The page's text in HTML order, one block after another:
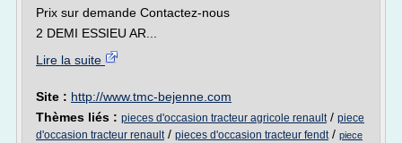
Prix sur demande Contactez-nous
2 DEMI ESSIEU AR...
Lire la suite
Site : http://www.tmc-bejenne.com
Thèmes liés : pieces d'occasion tracteur agricole renault/ piece
d'occasion tracteur renault/ pieces d'occasion tracteur fendt/ piece